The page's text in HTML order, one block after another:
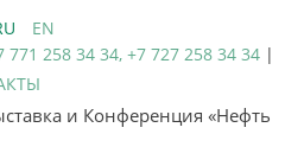
EN
771 258 34 34, +7 727 258 34 34 |
и Конференция «Нефть